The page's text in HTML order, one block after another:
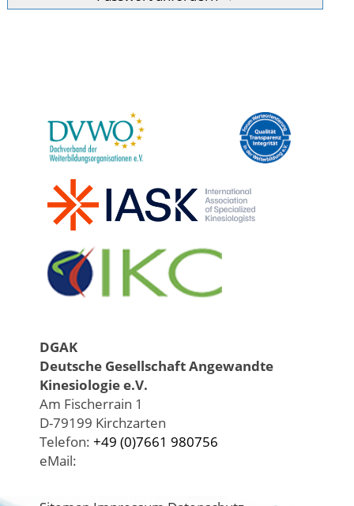
DGAK
Deutsche Gesellschaft Angewandte
Kinesiologie e.V.
Am Fischerrain 1
D-79199 Kirchzarten
Telefon: +49 (0)7661 980756
eMail: